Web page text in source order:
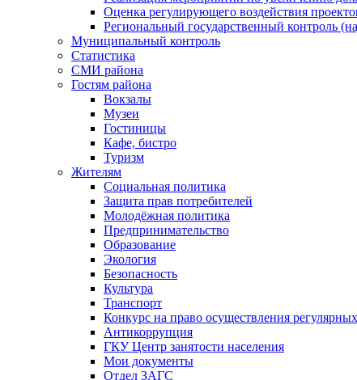
Оценка регулирующего воздействия
Региональный государственный контроль
Муниципальный контроль
Статистика
СМИ района
Гостям района
Вокзалы
Музеи
Гостиницы
Кафе, бистро
Туризм
Жителям
Социальная политика
Защита прав потребителей
Молодёжная политика
Предпринимательство
Образование
Экология
Безопасность
Культура
Транспорт
Конкурс на право осуществления
Антикоррупция
ГКУ Центр занятости населения
Мои документы
Отдел ЗАГС